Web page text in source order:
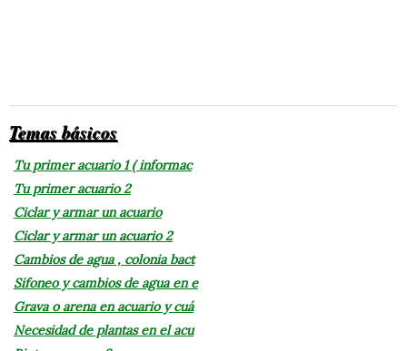
Temas básicos
Tu primer acuario 1 ( informac
Tu primer acuario 2
Ciclar y armar un acuario
Ciclar y armar un acuario 2
Cambios de agua , colonia bact
Sifoneo y cambios de agua en e
Grava o arena en acuario y cuá
Necesidad de plantas en el acu